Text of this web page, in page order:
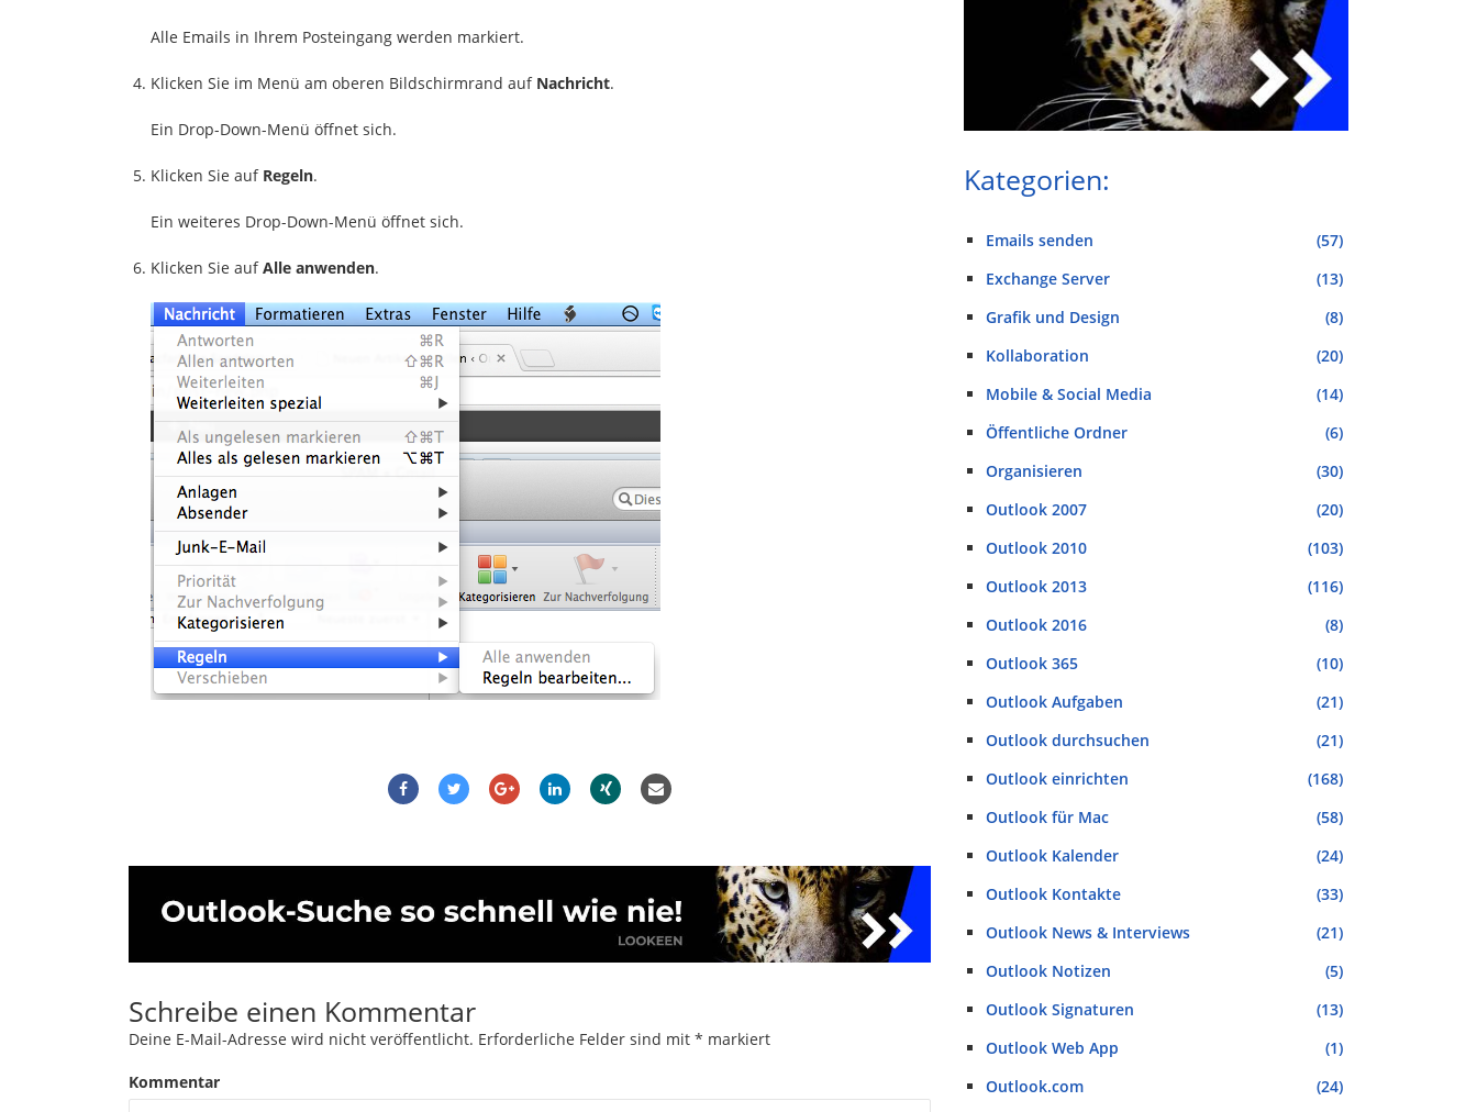
Alle Emails in Ihrem Posteingang werden markiert.
Klicken Sie im Menü am oberen Bildschirmrand auf Nachricht.
Ein Drop-Down-Menü öffnet sich.
Klicken Sie auf Regeln.
Ein weiteres Drop-Down-Menü öffnet sich.
Klicken Sie aufAlle anwenden.
Schreibe einen Kommentar
Deine E-Mail-Adresse wird nicht veröffentlicht. Erforderliche Felder sind mit * markiert
Kommentar
Kategorien:
Emails senden
(57)
Exchange Server
(13)
Grafik und Design
(8)
Kollaboration
(20)
Mobile & Social Media
(14)
Öffentliche Ordner
(6)
Organisieren
(30)
Outlook 2007
(20)
Outlook 2010
(103)
Outlook 2013
(116)
Outlook 2016
(8)
Outlook 365
(10)
Outlook Aufgaben
(21)
Outlook durchsuchen
(21)
Outlook einrichten
(168)
Outlook für Mac
(58)
Outlook Kalender
(24)
Outlook Kontakte
(33)
Outlook News & Interviews
(21)
Outlook Notizen
(5)
Outlook Signaturen
(13)
Outlook Web App
(1)
Outlook.com
(24)